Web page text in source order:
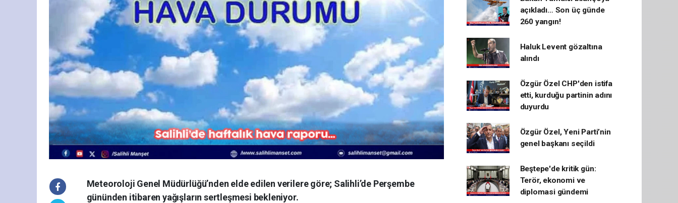
Meteoroloji Genel Müdürlüğü’nden elde edilen verilere göre; Salihli’de Perşembe
gününden itibaren yağışların sertleşmesi bekleniyor.
açıkladı… Son üç günde
260 yangın!
Haluk Levent gözaltına
alındı
Özgür Özel CHP'den istifa
etti, kurduğu partinin adını
duyurdu
Özgür Özel, Yeni Parti’nin
genel başkanı seçildi
Beştepe'de kritik gün:
Terör, ekonomi ve
diplomasi gündemi